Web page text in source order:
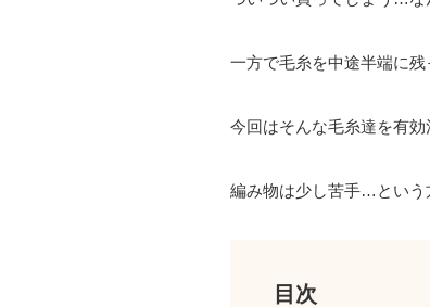
一方で毛糸を中途半端に
今回はそんな毛糸達を有
編み物は少し苦手…という
目次